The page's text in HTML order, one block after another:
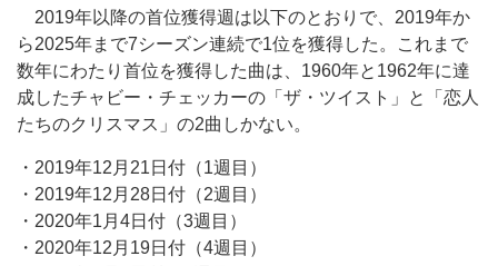
2019年以降の首位獲得週は以下のとおりで、2019年か
ら2025年まで7シーズン連続で1位を獲得した。これまで
数年にわたり首位を獲得した曲は、1960年と1962年に達
成したチャビー・チェッカーの「ザ・ツイスト」と「恋人
たちのクリスマス」の2曲しかない。
・2019年12月21日付（1週目）
・2019年12月28日付（2週目）
・2020年1月4日付（3週目）
・2020年12月19日付（4週目）